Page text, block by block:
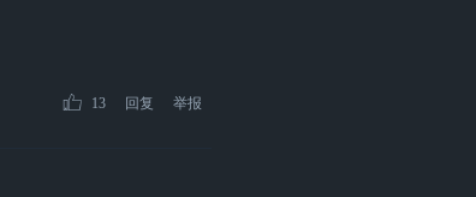
13 回复 举报